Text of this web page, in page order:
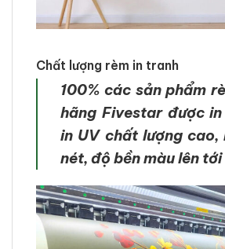
Chất lượng rèm in tranh
100% các sản phẩm
hãng Fivestar được
in UV chất lượng cao,
nét, độ bền màu lên tới